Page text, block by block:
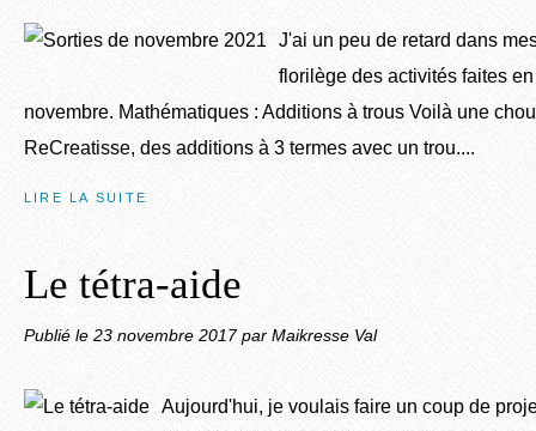
J'ai un peu de retard dans
florilège des activités faites
novembre. Mathématiques : Additions à trous Voilà une
ReCreatisse, des additions à 3 termes avec un trou....
LIRE LA SUITE
Le tétra-aide
Publié le 23 novembre 2017par Maikresse Val
Aujourd'hui, je voulais faire un coup de